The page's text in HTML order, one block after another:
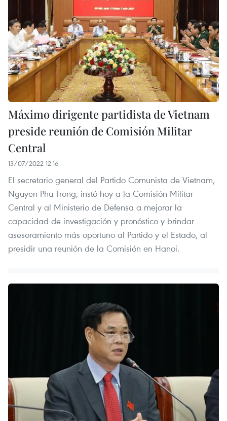
Máximo dirigente partidista de Vietnam
preside reunión de Comisión Militar
Central
13/07/2022 12:16
El secretario general del Partido Comunista de Vietnam,
Nguyen Phu Trong, instó hoy a la Comisión Militar
Central y al Ministerio de Defensa a mejorar la
capacidad de investigación y pronóstico y brindar
asesoramiento más oportuno al Partido y el Estado, al
presidir una reunión de la Comisión en Hanoi.